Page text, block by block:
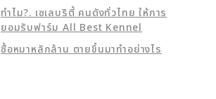
ทำไม?. เซเลบริตี้ คนดังทั่วไทย ให้การ
ยอมรับฟาร์ม All Best Kennel
ซื้อหมาหลักล้าน ตายขึ้นมาทำอย่างไร